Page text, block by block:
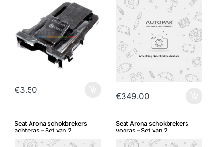
€3.50
€349.00
Seat Arona schokbrekers
achteras – Set van 2
Seat Arona schokbrekers
vooras – Set van 2